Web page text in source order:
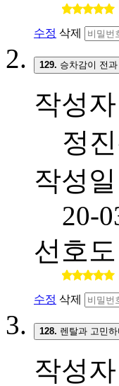
수정 삭제
129. 승차감이 전
작성자
정
작성일
20-
선호도
수정 삭제
128. 렌탈과 고민
작성자